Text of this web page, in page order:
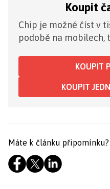
Koupit
Chip je možné číst v
podobě na
KOUPIT
KOUPIT
Máte k článku připomínku?